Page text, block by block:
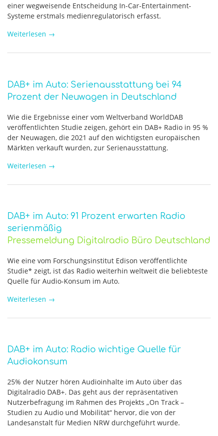
einer wegweisende Entscheidung In-Car-Entertainment-
Systeme erstmals medienregulatorisch erfasst.
Weiterlesen →
DAB+ im Auto: Serienausstattung bei 94
Prozent der Neuwagen in Deutschland
Wie die Ergebnisse einer vom Weltverband WorldDAB
veröffentlichten Studie zeigen, gehört ein DAB+ Radio in 95 %
der Neuwagen, die 2021 auf den wichtigsten europäischen
Märkten verkauft wurden, zur Serienausstattung.
Weiterlesen →
DAB+ im Auto: 91 Prozent erwarten Radio
serienmäßig
Pressemeldung Digitalradio Büro Deutschland
Wie eine vom Forschungsinstitut Edison veröffentlichte
Studie* zeigt, ist das Radio weiterhin weltweit die beliebteste
Quelle für Audio-Konsum im Auto.
Weiterlesen →
DAB+ im Auto: Radio wichtige Quelle für
Audiokonsum
25% der Nutzer hören Audioinhalte im Auto über das
Digitalradio DAB+. Das geht aus der repräsentativen
Nutzerbefragung im Rahmen des Projekts „On Track –
Studien zu Audio und Mobilität“ hervor, die von der
Landesanstalt für Medien NRW durchgeführt wurde.